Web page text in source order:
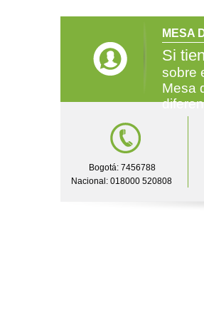
MESA
Si
sobre
Mesa
Bogotá: 7456788
Nacional: 018000 520808